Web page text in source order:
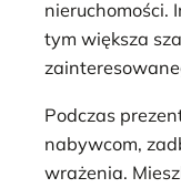
nieruchomości.
tym większa
Podczas
nabywcom,
wrażenia.